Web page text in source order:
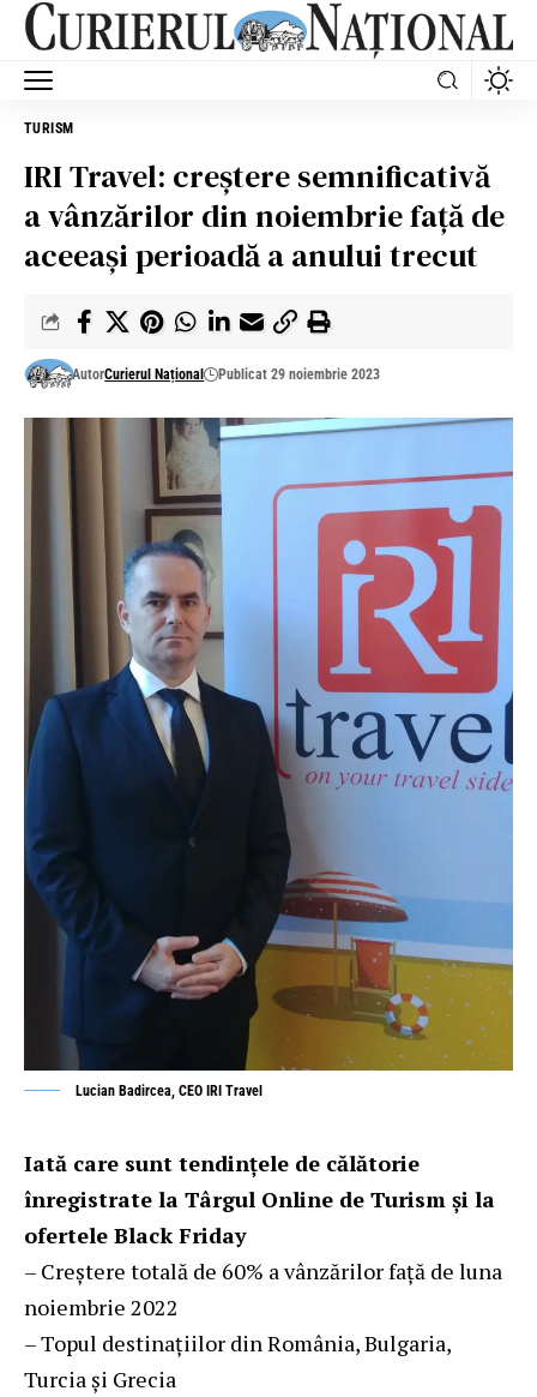
TURISM
IRI Travel: creștere semnificativă
a vânzărilor din noiembrie față de
aceeași perioadă a anului trecut
AutorCurierul Național Publicat 29 noiembrie 2023
Lucian Badircea, CEO IRI Travel
Iată care sunt tendințele de călătorie
înregistrate la Târgul Online de Turism și la
ofertele Black Friday
– Creștere totală de 60% a vânzărilor față de luna
noiembrie 2022
– Topul destinațiilor din România, Bulgaria,
Turcia și Grecia